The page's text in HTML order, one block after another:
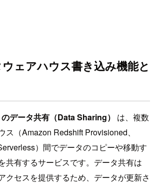
ェアハウス書き込み機能と
データ共有（Data Sharing）
は、複数
ス（Amazon Redshift Provisioned、
）間でデータのコピーや移動す
共有するサービスです。データ共有は
クセスを提供するため、データが更新さ